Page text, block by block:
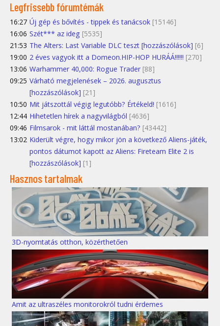
Legfrissebb fórumtémák
16:27 Új gép és bővítés - tippek és tanácsok [15146]
16:06 Szét*** az ideg [5535]
21:53 The Alters: Last Variable DLC teszt [hozzászólások] [6]
19:00 2 éves vagyok itt a Domeon.HIP-HOP HURÁÁ!!!!!! [270]
13:06 Warhammer 40,000: Rogue Trader [88]
09:25 Várható megjelenések – 2026. augusztus
[hozzászólások] [21]
10:50 Mit játszottál végig legutóbb? Értékeld! [1616]
12:44 Hihetetlen hírek a nagyvilágból [4636]
09:46 Filmsarok - mit láttál mostanában? [43442]
13:02 Kiderült végre, hogy mikor jön a következő Aliens-játék,
pontos dátumot kapott az Aliens: Fireteam Elite 2 is
[hozzászólások] [1]
Hasznos tartalmak
3D-nyomtatás otthon, közérthetően
Amit az ultraszéles monitorokról tudni érdemes